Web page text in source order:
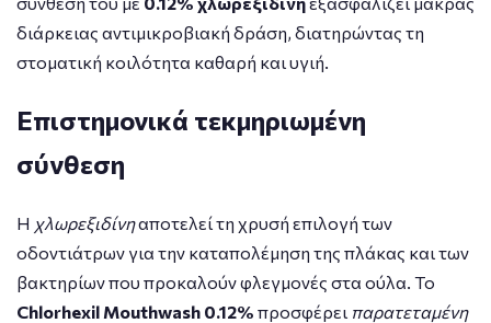
διάρκειας αντιμικροβιακή δράση, διατηρώντας τη
στοματική κοιλότητα καθαρή και υγιή.
Επιστημονικά τεκμηριωμένη
σύνθεση
Η χλωρεξιδίνηαποτελεί τη χρυσή επιλογή των
οδοντιάτρων για την καταπολέμηση της πλάκας και των
βακτηρίων που προκαλούν φλεγμονές στα ούλα. Το
Chlorhexil Mouthwash 0.12% προσφέρει παρατεταμένη